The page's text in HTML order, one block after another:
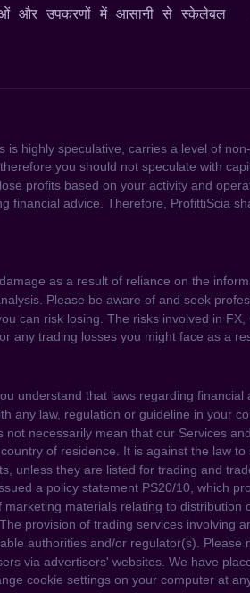
और उपकरणों में आसानी से स्केलेबल